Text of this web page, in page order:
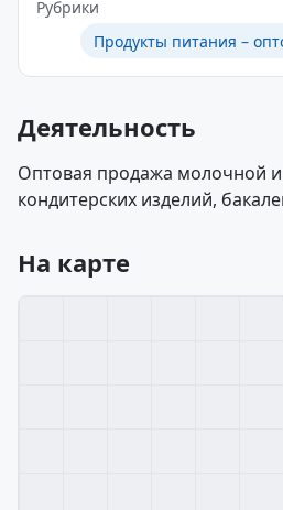
Рубрики
Продукты питания –
Деятельность
Оптовая продажа молочной
кондитерских изделий,
На карте